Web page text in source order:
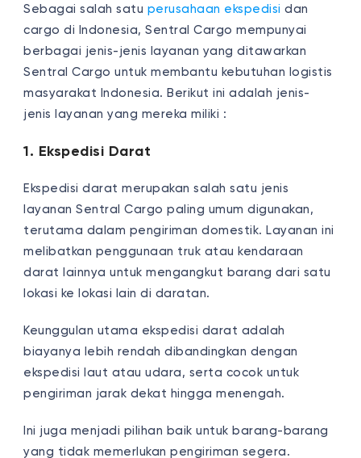
Sebagai salah satu perusahaan ekspedisi dan
cargo di Indonesia, Sentral Cargo mempunyai
berbagai jenis-jenis layanan yang ditawarkan
Sentral Cargo untuk membantu kebutuhan logistis
masyarakat Indonesia. Berikut ini adalah jenis-
jenis layanan yang mereka miliki :
1. Ekspedisi Darat
Ekspedisi darat merupakan salah satu jenis
layanan Sentral Cargo paling umum digunakan,
terutama dalam pengiriman domestik. Layanan ini
melibatkan penggunaan truk atau kendaraan
darat lainnya untuk mengangkut barang dari satu
lokasi ke lokasi lain di daratan.
Keunggulan utama ekspedisi darat adalah
biayanya lebih rendah dibandingkan dengan
ekspedisi laut atau udara, serta cocok untuk
pengiriman jarak dekat hingga menengah.
Ini juga menjadi pilihan baik untuk barang-barang
yang tidak memerlukan pengiriman segera.